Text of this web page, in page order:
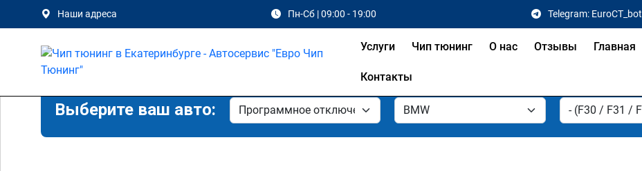
Наши адреса Пн-Сб | 09:00 - 19:00 Telegram: EuroCT_bot
Услуги Чип тюнинг О нас Отзывы Главная
Контакты
Выберите ваш авто: